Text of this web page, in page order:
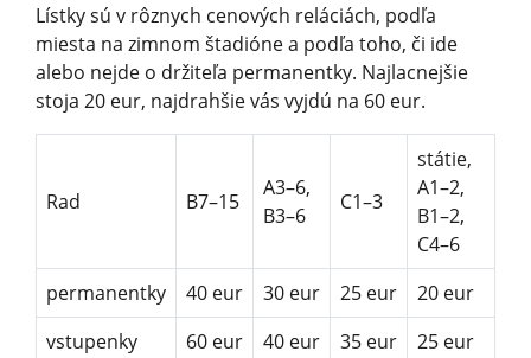
Lístky sú v rôznych cenových reláciách, podľa
miesta na zimnom štadióne a podľa toho, či ide
alebo nejde o držiteľa permanentky. Najlacnejšie
stoja 20 eur, najdrahšie vás vyjdú na 60 eur.
Rad B7–15
A3–6,
B3–6
C1–3
státie,
A1–2,
B1–2,
C4–6
permanentky
40 eur 30 eur 25 eur
20 eur
vstupenky
60 eur 40 eur 35 eur 25 eur